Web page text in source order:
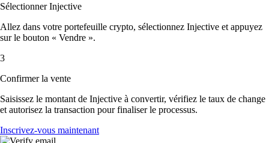
Sélectionner Injective
Allez dans votre portefeuille crypto, sélectionnez Injective et appuyez
sur le bouton « Vendre ».
3
Confirmer la vente
Saisissez le montant de Injective à convertir, vérifiez le taux de change
et autorisez la transaction pour finaliser le processus.
Inscrivez-vous maintenant